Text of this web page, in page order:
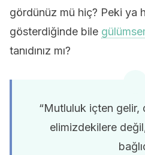
gördünüz mü hiç? Peki ya
gösterdiğinde bile
tanıdınız mı?
“Mutluluk içten gelir,
elimizdekilere